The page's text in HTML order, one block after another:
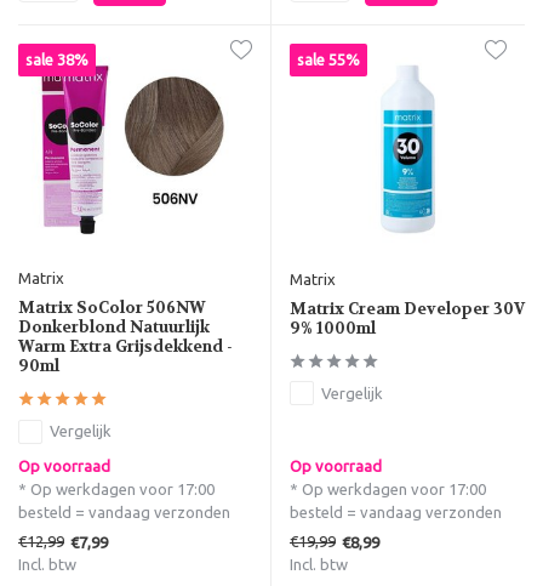
sale 38%
Matrix
Matrix SoColor 506NW
Donkerblond Natuurlijk
Warm Extra Grijsdekkend -
90ml
Vergelijk
Op voorraad
* Op werkdagen voor 17:00
besteld = vandaag verzonden
€12,99 €7,99
Incl. btw
sale 55%
Matrix
Matrix Cream Developer 30V
9% 1000ml
Vergelijk
Op voorraad
* Op werkdagen voor 17:00
besteld = vandaag verzonden
€19,99 €8,99
Incl. btw